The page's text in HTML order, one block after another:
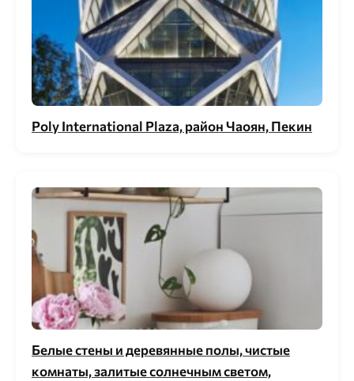
Poly International Plaza, район Чаоян, Пекин
Белые стены и деревянные полы, чистые
комнаты, залитые солнечным светом,